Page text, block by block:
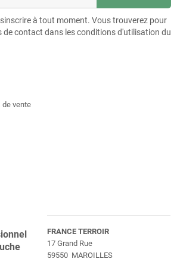
à tout moment. Vous trouverez pour
contact dans les conditions d'utilisation du
de vente
FRANCE TERROIR
17 Grand Rue
59550 MAROILLES